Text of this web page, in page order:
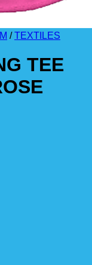
/ TEXTILES
TEE